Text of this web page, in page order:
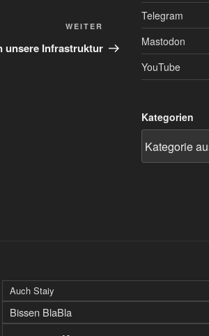
Nächster
Beitrag
WEITER
unsere Infrastruktur
Telegram
Mastodon
YouTube
Kategorien
Auch Staiy
Bissen BlaBla